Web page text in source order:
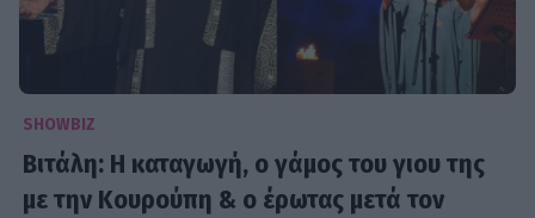
SHOWBIZ
Βιτάλη: Η καταγωγή, ο γάμος του γιου της
με την Κουρούπη & ο έρωτας μετά τον